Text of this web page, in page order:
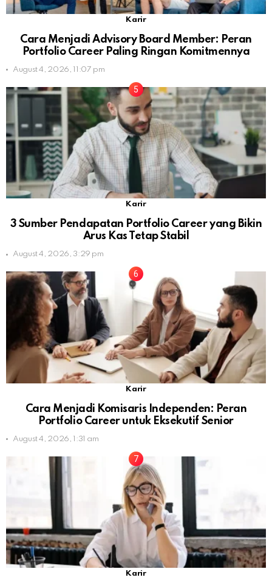
Karir
Cara Menjadi Advisory Board Member: Peran
Portfolio Career Paling Ringan Komitmennya
August 4, 2026, 11:07 pm
Karir
3 Sumber Pendapatan Portfolio Career yang Bikin
Arus Kas Tetap Stabil
August 4, 2026, 3:29 pm
Karir
Cara Menjadi Komisaris Independen: Peran
Portfolio Career untuk Eksekutif Senior
August 4, 2026, 1:31 am
Karir